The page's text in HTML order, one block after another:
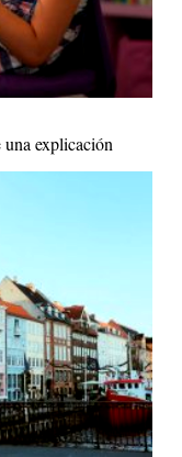
explicación